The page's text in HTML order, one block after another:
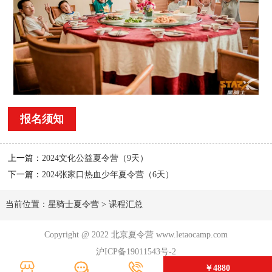
报名须知
上一篇： 2024文化公益夏令营（9天）
下一篇： 2024张家口热血少年夏令营（6天）
当前位置： 星骑士夏令营> 课程汇总
￥4880
Copyright @ 2022 北京夏令营 www.letaocamp.com
沪ICP备19011543号-2
close the image dialog